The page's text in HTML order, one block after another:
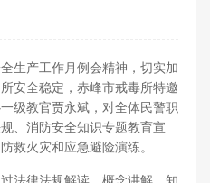
生产工作月例会精神，切实加
安全稳定，赤峰市戒毒所特邀
级教官贾永斌，对全体民警职
、消防安全知识专题教育宣
救火灾和应急避险演练。